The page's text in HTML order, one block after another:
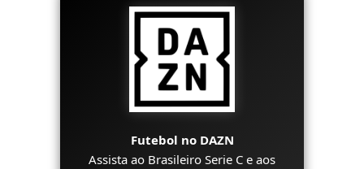
Futebol no DAZN
Assista ao Brasileiro Serie C e aos